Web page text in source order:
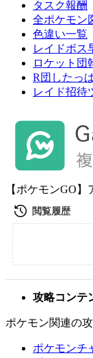
タスク報酬
全ポケモン
色違い一覧
レイドボス
ロケット団
R団したっ
レイド招待
【ポケモンGO
攻略コンテ
ポケモン関連の
ポケモンチ